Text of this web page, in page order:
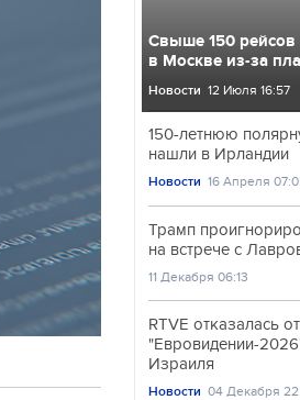
Свыше 150 рейсов
в Москве из-за
Новости 12 Июля 16:57
150-летнюю
нашли в Ирландии
Новости 16 Апреля
Трамп
на встрече с
11 Декабря 06:13
RTVE отказалась
"Евровидении-
Израиля
Новости 04 Декабря